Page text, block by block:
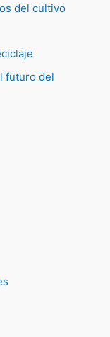
del cultivo
futuro del